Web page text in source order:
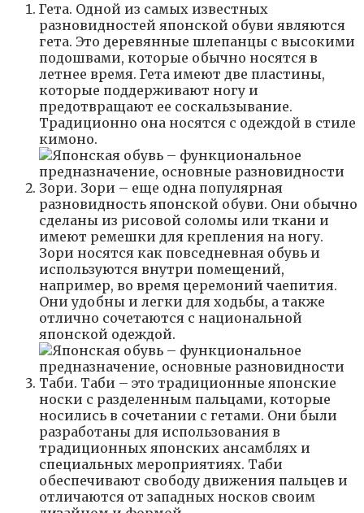
Гета. Одной из самых известных
разновидностей японской обуви являются
гета. Это деревянные шлепанцы с высокими
подошвами, которые обычно носятся в
летнее время. Гета имеют две пластины,
которые поддерживают ногу и
предотвращают ее соскальзывание.
Традиционно она носятся с одеждой в стиле
кимоно.
Зори. Зори – еще одна популярная
разновидность японской обуви. Они обычно
сделаны из рисовой соломы или ткани и
имеют ремешки для крепления на ногу.
Зори носятся как повседневная обувь и
используются внутри помещений,
например, во время церемоний чаепития.
Они удобны и легки для ходьбы, а также
отлично сочетаются с национальной
японской одеждой.
Таби. Таби – это традиционные японские
носки с разделенным пальцами, которые
носились в сочетании с гетами. Они были
разработаны для использования в
традиционных японских ансамблях и
специальных мероприятиях. Таби
обеспечивают свободу движения пальцев и
отличаются от западных носков своим